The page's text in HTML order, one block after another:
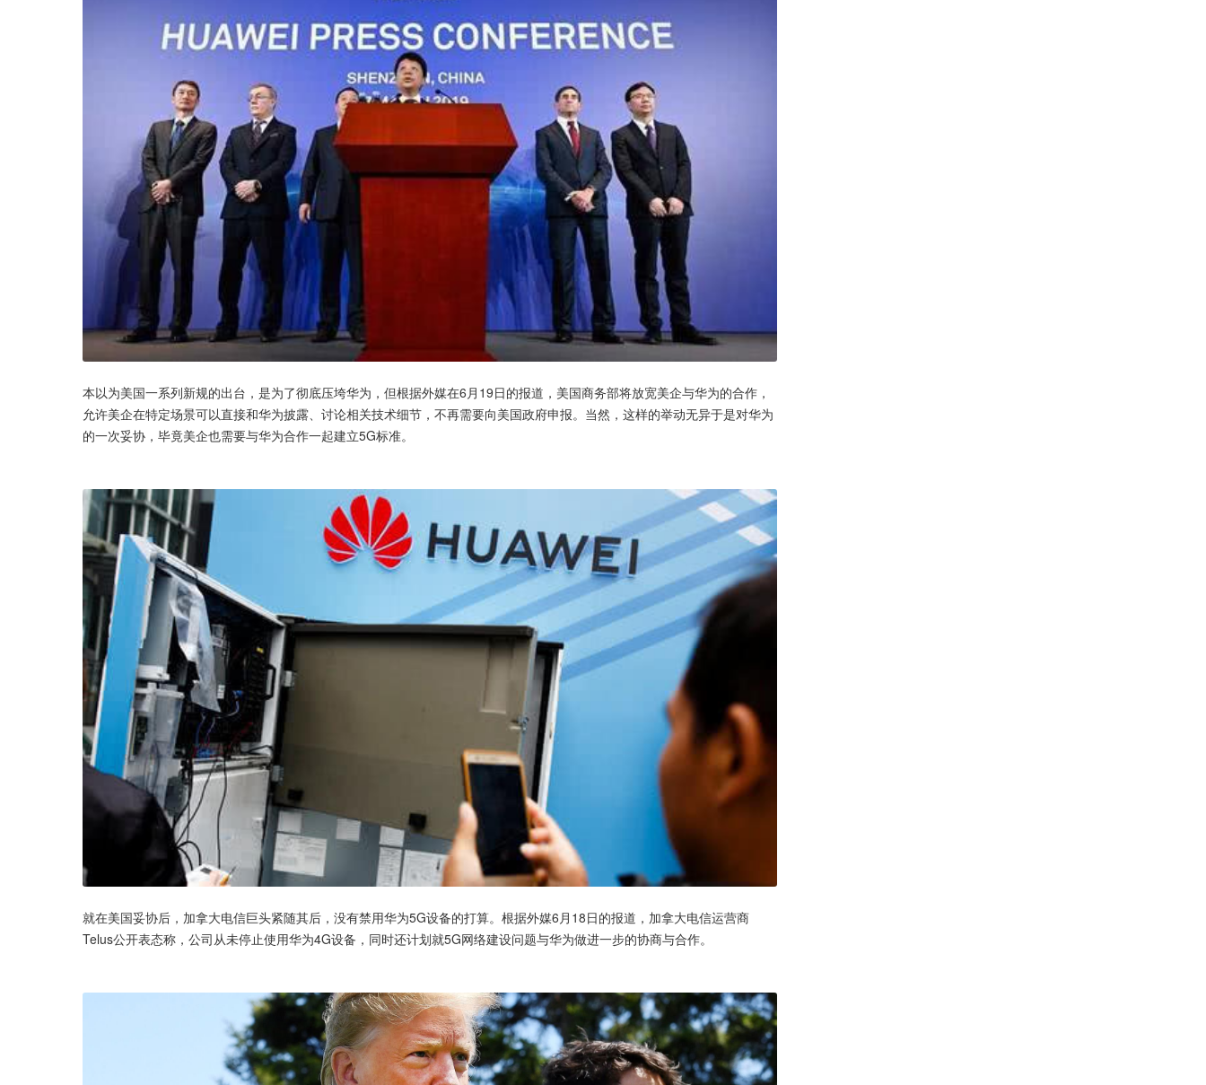
本以为美国一系列新规的出台，是为了彻底压垮华为，但根据外媒在6月19日的报道，美国商务部将放宽美企与华为的合作，
允许美企在特定场景可以直接和华为披露、讨论相关技术细节，不再需要向美国政府申报。当然，这样的举动无异于是对华为
的一次妥协，毕竟美企也需要与华为合作一起建立5G标准。
就在美国妥协后，加拿大电信巨头紧随其后，没有禁用华为5G设备的打算。根据外媒6月18日的报道，加拿大电信运营商
Telus公开表态称，公司从未停止使用华为4G设备，同时还计划就5G网络建设问题与华为做进一步的协商与合作。